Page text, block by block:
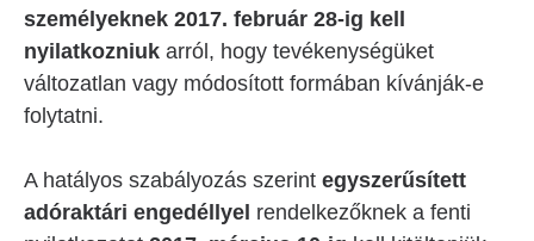
személyeknek 2017. február 28-ig kell
nyilatkozniuk arról, hogy tevékenységüket
változatlan vagy módosított formában kívánják-e
folytatni.
A hatályos szabályozás szerint egyszerűsített
adóraktári engedéllyel rendelkezőknek a fenti